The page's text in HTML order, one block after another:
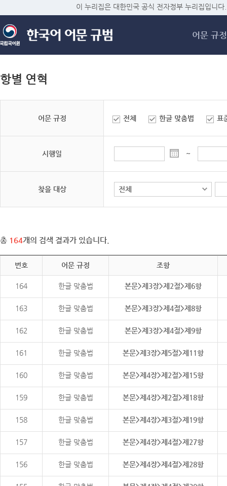
메
이 누리집은 대한민국 공식 전자정부 누리집입니다.
어문 규정
항별 연혁
어문 규정 전체 한글 맞춤법 표
시행일 ~
찾을 대상
총 164개의 검색 결과가 있습니다.
번호 어문 규정 조항
164 한글 맞춤법 본문>제3장>제2절>제6항
163 한글 맞춤법 본문>제3장>제4절>제8항
162 한글 맞춤법 본문>제3장>제4절>제9항
161 한글 맞춤법 본문>제3장>제5절>제11항
160 한글 맞춤법 본문>제4장>제2절>제15항
159 한글 맞춤법 본문>제4장>제2절>제18항
158 한글 맞춤법 본문>제4장>제3절>제19항
157 한글 맞춤법 본문>제4장>제4절>제27항
156 한글 맞춤법 본문>제4장>제4절>제28항